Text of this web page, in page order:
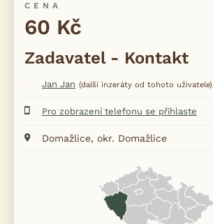
CENA
60 Kč
Zadavatel - Kontakt
Jan Jan (další inzeráty od tohoto uživatele)
Pro zobrazení telefonu se přihlaste
Domažlice, okr. Domažlice